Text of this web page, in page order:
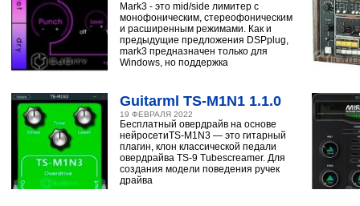
Mark3 - это mid/side лимитер с
монофоническим, стереофоническим
и расширенным режимами. Как и
предыдущие предложения DSPplug,
mark3 предназначен только для
Windows, но поддержка
Guitarml TS-M1N1 1.1.0
19 ФЕВРАЛЯ 2022
Бесплатный овердрайв на основе
нейросетиTS-M1N3 — это гитарный
плагин, клон классической педали
овердрайва TS-9 Tubescreamer. Для
создания модели поведения ручек
драйва